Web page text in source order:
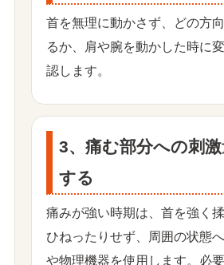
首を無理に動かさず、どの方
るか、肩や腕を動かした時に
認します。
3、痛む部分への刺
する
痛みが強い時期は、首を強く
ひねったりせず、周囲の状態
や物理機器を使用します。必